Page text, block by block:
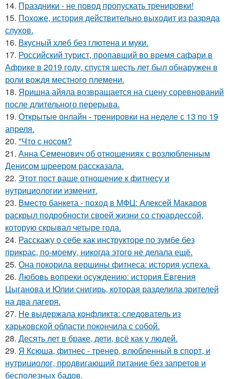
14. Праздники - не повод пропускать тренировки!
15. Похоже, история действительно выходит из разряда
слухов.
16. Вкусный хлеб без глютена и муки.
17. Российский турист, пропавший во время сафари в
Африке в 2019 году, спустя шесть лет был обнаружен в
роли вождя местного племени.
18. Яришна айяла возвращается на сцену соревнований
после длительного перерыва.
19. Открытые онлайн - тренировки на неделе с 13 по 19
апреля.
20. "Что с носом?
21. Анна Семенович об отношениях с возлюбленным
Денисом шреером рассказала.
22. Этот пост ваше отношение к фитнесу и
нутрициологии изменит.
23. Вместо банкета - поход в МФЦ: Алексей Макаров
раскрыл подробности своей жизни со стюардессой,
которую скрывал четыре года.
24. Расскажу о себе как инструкторе по зумбе без
прикрас, по-моему, никогда этого не делала ещё.
25. Она покорила вершины фитнеса: история успеха.
26. Любовь вопреки осуждению: история Евгения
Цыганова и Юлии снигирь, которая разделила зрителей
на два лагеря.
27. Не выдержала конфликта: следователь из
харьковской области покончила с собой.
28. Десять лет в браке, дети, всё как у людей.
29. Я Ксюша, фитнес - тренер, влюбленный в спорт, и
нутрициолог, продвигающий питание без запретов и
бесполезных бадов.